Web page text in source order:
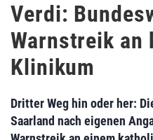
Verdi:
Warnstreik an
Klinikum
Dritter Weg hin oder her:
Saarland nach eigenen